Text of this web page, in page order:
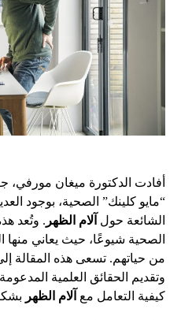
أفادت الدكتورة ميغان
“مايو كلينك” الصحية، بوجود
الشائعة حول آلام الظهر . وتُعد
الصحية شيوعًا، حيث يعاني
من حياتهم. تسعى هذه المقالة
وتقديم الحقائق العلمية
كيفية التعامل مع آلام الظهر